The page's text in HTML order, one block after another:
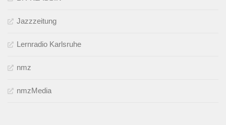
Jazzzeitung
Lernradio Karlsruhe
nmz
nmzMedia